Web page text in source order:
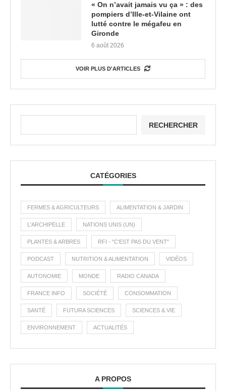
« On n’avait jamais vu ça » : des
pompiers d’Ille-et-Vilaine ont
lutté contre le mégafeu en
Gironde
6 août 2026
VOIR PLUS D'ARTICLES
RECHERCHER
CATÉGORIES
FERMES & AGRICULTEURS ALIMENTATION & JARDIN
L'ARCHIPELLE NATIONS UNIS (UN)
PLANTES & ARBRES RFI - "C'EST PAS DU VENT"
PODCAST NUTRITION & ALIMENTATION VIDÉOS
AUTONOMIE MONDE RADIO CANADA
FRANCE INFO SOCIÉTÉ CONSOMMATION
SANTÉ FUTURA SCIENCES SCIENCES & VIE
ENVIRONNEMENT ACTUALITÉS
A PROPOS